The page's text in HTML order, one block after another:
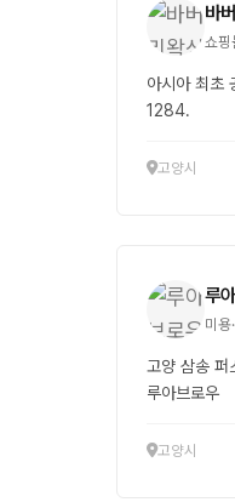
바
쇼핑
아시아 최초
1284.
고양시
루
미용
고양 삼송 퍼
루아브로우
고양시